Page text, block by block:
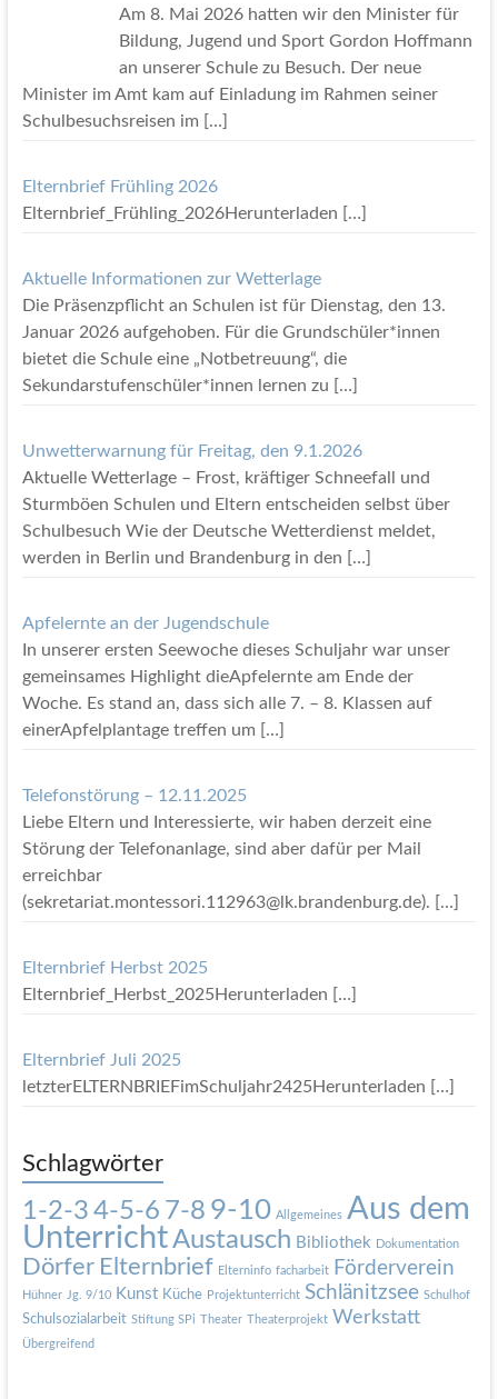
Am 8. Mai 2026 hatten wir den Minister für
Bildung, Jugend und Sport Gordon Hoffmann
an unserer Schule zu Besuch. Der neue
Minister im Amt kam auf Einladung im Rahmen seiner
Schulbesuchsreisen im
[…]
Elternbrief Frühling 2026
Elternbrief_Frühling_2026Herunterladen […]
Aktuelle Informationen zur Wetterlage
Die Präsenzpflicht an Schulen ist für Dienstag, den 13.
Januar 2026 aufgehoben. Für die Grundschüler*innen
bietet die Schule eine „Notbetreuung“, die
Sekundarstufenschüler*innen lernen zu
[…]
Unwetterwarnung für Freitag, den 9.1.2026
Aktuelle Wetterlage – Frost, kräftiger Schneefall und
Sturmböen Schulen und Eltern entscheiden selbst über
Schulbesuch Wie der Deutsche Wetterdienst meldet,
werden in Berlin und Brandenburg in den
[…]
Apfelernte an der Jugendschule
In unserer ersten Seewoche dieses Schuljahr war unser
gemeinsames Highlight dieApfelernte am Ende der
Woche. Es stand an, dass sich alle 7. – 8. Klassen auf
einerApfelplantage treffen um
[…]
Telefonstörung – 12.11.2025
Liebe Eltern und Interessierte, wir haben derzeit eine
Störung der Telefonanlage, sind aber dafür per Mail
erreichbar
(sekretariat.montessori.112963@lk.brandenburg.de). […]
Elternbrief Herbst 2025
Elternbrief_Herbst_2025Herunterladen […]
Elternbrief Juli 2025
letzterELTERNBRIEFimSchuljahr2425Herunterladen […]
Schlagwörter
1-2-3 4-5-6 7-8 9-10 Allgemeines Aus dem
UnterrichtAustausch Bibliothek Dokumentation
Dörfer Elternbrief Elterninfo facharbeit Förderverein
Hühner Jg. 9/10 Kunst Küche Projektunterricht Schlänitzsee Schulhof
Schulsozialarbeit Stiftung SPi Theater Theaterprojekt Werkstatt
Übergreifend